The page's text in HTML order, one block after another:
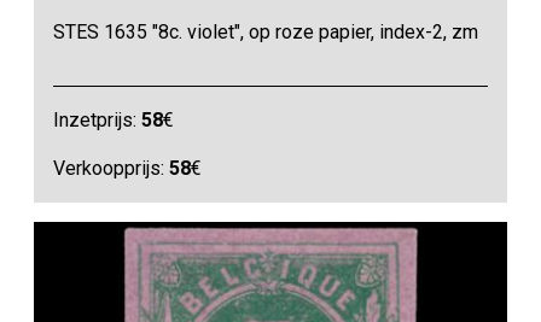
STES 1635 "8c. violet", op roze papier, index-2, zm
Inzetprijs:58€
Verkoopprijs:58€